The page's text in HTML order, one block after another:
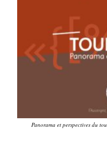
Panorama et perspectives du